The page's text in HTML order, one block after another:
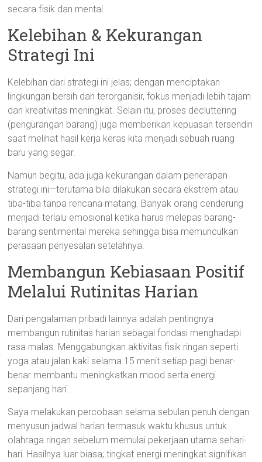
secara fisik dan mental.
Kelebihan & Kekurangan
Strategi Ini
Kelebihan dari strategi ini jelas; dengan menciptakan
lingkungan bersih dan terorganisir, fokus menjadi lebih tajam
dan kreativitas meningkat. Selain itu, proses decluttering
(pengurangan barang) juga memberikan kepuasan tersendiri
saat melihat hasil kerja keras kita menjadi sebuah ruang
baru yang segar.
Namun begitu, ada juga kekurangan dalam penerapan
strategi ini—terutama bila dilakukan secara ekstrem atau
tiba-tiba tanpa rencana matang. Banyak orang cenderung
menjadi terlalu emosional ketika harus melepas barang-
barang sentimental mereka sehingga bisa memunculkan
perasaan penyesalan setelahnya.
Membangun Kebiasaan Positif
Melalui Rutinitas Harian
Dari pengalaman pribadi lainnya adalah pentingnya
membangun rutinitas harian sebagai fondasi menghadapi
rasa malas. Menggabungkan aktivitas fisik ringan seperti
yoga atau jalan kaki selama 15 menit setiap pagi benar-
benar membantu meningkatkan mood serta energi
sepanjang hari.
Saya melakukan percobaan selama sebulan penuh dengan
menyusun jadwal harian termasuk waktu khusus untuk
olahraga ringan sebelum memulai pekerjaan utama sehari-
hari. Hasilnya luar biasa; tingkat energi meningkat signifikan